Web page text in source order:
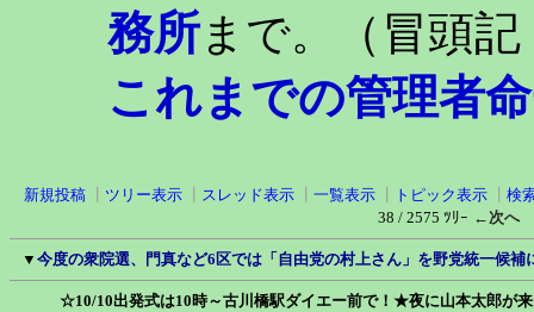
務所まで。 （冒
これまでの管理者
新規投稿 ツリー表示 スレッド表示 一覧表示 トピック表示
検
38 / 2575 ﾂﾘｰ ←次へ
▼ 今度の衆院選、門真など6区では「自由党の村上さん」を野党統一候補
☆10/10出発式は10時～古川橋駅ダイエー前で！★夜に山本太郎が